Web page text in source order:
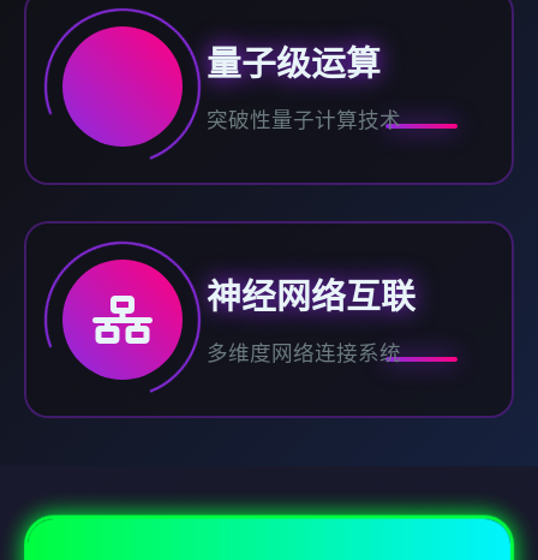
量子级运算
突破性量子计算技术
神经网络互联
多维度网络连接系统